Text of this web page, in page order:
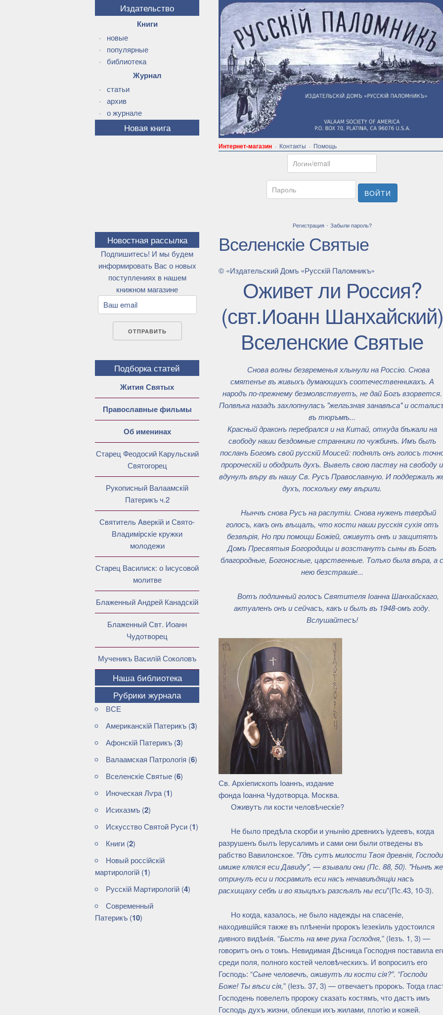
Издательство
Книги
· новые
· популярные
· библиотека
Журнал
· статьи
· архив
· о журнале
Новая книга
Интернет-магазин· Контакты · Помощь
Email
Пароль
ВОЙТИ
Регистрация· Забыли пароль?
Новостная рассылка
Подпишитесь! И мы будем
информировать Вас о новых
поступлениях в нашем
книжном магазине
Подборка статей
Жития Святых
Православные фильмы
Об именинах
Старец Феодосий Карульский
Святогорец
Рукописный Валаамскiй
Патерикъ ч.2
Святитель Aверкiй и Свято-
Владимiрскiе кружки
молодежи
Старец Василиск: о Iисусовой
молитве
Блаженный Андрей Канадскiй
Блаженный Свт. Иоанн
Чудотворец
Мученикъ Василiй Соколовъ
Наша библиотека
Рубрики журнала
ВСЕ
Американскiй Патерикъ (3)
Афонскiй Патерикъ (3)
Валаамская Патрологiя (6)
Вселенскiе Святые (6)
Иноческая Лѵра (1)
Исихазмъ (2)
Искусство Святой Руси (1)
Книги (2)
Новый россiйскiй
мартирологiй (1)
Русскiй Мартирологiй (4)
Современный
Патерикъ (10)
Вселенскiе Святые
© «Издательский Домъ «Русскiй Паломникъ»
Оживет ли Россия?
(свт.Иоанн Шанхайский)
Вселенские Святые
Снова волны безвременья хлынули на Россію. Снова
смятенъе въ живыхъ думающихъ соотечественникахъ. А
народъ по-прежнему безмолвствуетъ, не дай Богъ взорвется.
Полвѣка назадъ захлопнуласъ "желгьзная занавѣса" и
въ тюръмѣ...
Красный драконъ перебрался и на Китай, откуда бѣжали на
свободу наши бездомные странники по чужбинѣ. Имъ былъ
посланъ Богомъ свой русскій Моисей: поднялъ онъ голосъ
пророческій и ободрилъ духъ. Вывелъ свою паству на свободу и
вдунулъ вѣру въ нашу Св. Русъ Православную. И поддержалъ
духъ, поскольку ему вѣрили.
Нынчѣ снова Русъ на распутіи. Снова нуженъ твердый
голосъ, какъ онъ вѣщалъ, что кости наши русскія сухія отъ
безвѣрія, Но при помощи Божіей, оживутъ онѣ и защитятъ
Домъ Пресвятыя Богородицы и возстанутъ сыны въ Богѣ
благородные, Богоносные, царственные. Толъко была вѣра, а
нею безстрашіе...
Вотъ подлинный голосъ Святителя Іоанна Шанхайскаго,
актуаленъ онъ и сейчасъ, какъ и былъ въ 1948-омъ году.
Вслушайтесъ!
Св. Архiепископъ Iоаннъ, издание
фонда Iоанна Чудотворца. Москва.
Оживутъ ли кости человѣческiе?
Не было предѣла скорби и унынiю древнихъ iудеевъ, когда
разрушенъ былъ Iерусалимъ и сами они были отведены въ
рабство Вавилонское. "Гдѣ сутъ милости Твоя древнія,
имиже клялся еси Давиду", — взывали они (Пс. 88, 50). "Нынѣ же
отринулъ еси и посрамилъ еси насъ ненавиѣдящіи насъ
расхищаху себѣ и во языцѣхъ разсѣялъ ны еси"(Пс.43, 10-3).
Но когда, казалось, не было надежды на спасенiе,
находившiйся также въ плѣненiи пророкъ Iезекiиль удостоился
дивного видѣнiя. “Бысть на мне рука Господня,” (Iезъ. 1, 3) —
говоритъ онъ о томъ. Невидимая Дѣсница Господня поставила
среди поля, полного костей человѣческихъ. И вопросилъ его
Господь: “Сыне человечѣ, оживутъ ли кости сiя?”. “Господи
Боже! Ты вѣси сiя,” (Iезъ. 37, 3) — отвечаетъ пророкъ. Тогда
Господень повелелъ пророку сказать костямъ, что дастъ имъ
Господь духъ жизни, облекши ихъ жилами, плотiю и кожей.